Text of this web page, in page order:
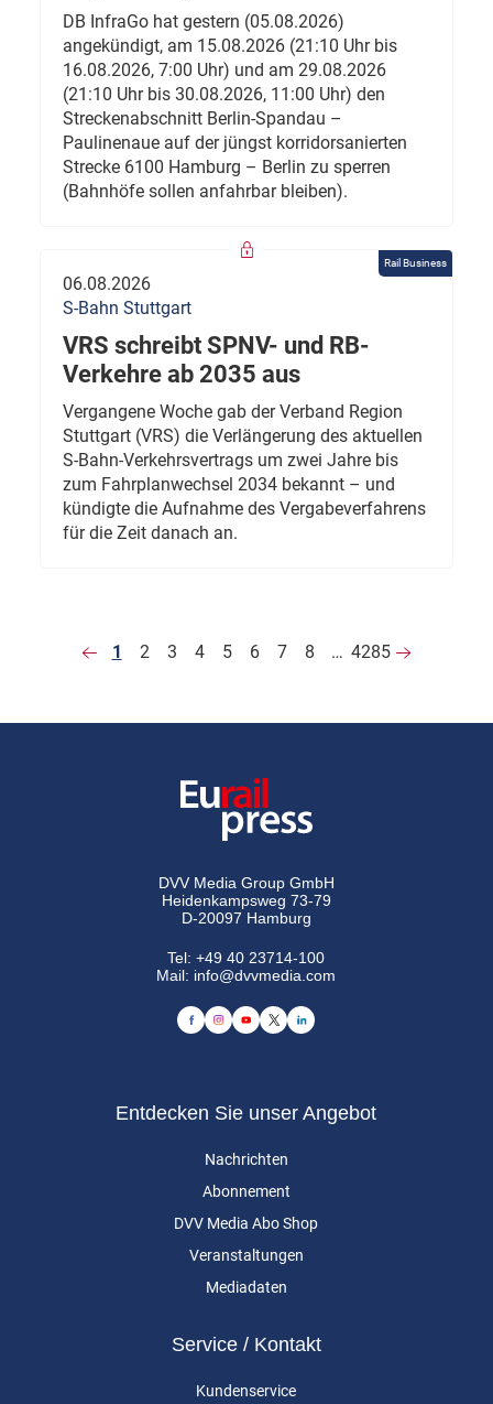
DB InfraGo hat gestern (05.08.2026)
angekündigt, am 15.08.2026 (21:10 Uhr bis
16.08.2026, 7:00 Uhr) und am 29.08.2026
(21:10 Uhr bis 30.08.2026, 11:00 Uhr) den
Streckenabschnitt Berlin-Spandau –
Paulinenaue auf der jüngst korridorsanierten
Strecke 6100 Hamburg – Berlin zu sperren
(Bahnhöfe sollen anfahrbar bleiben).
Rail Business
06.08.2026
S-Bahn Stuttgart
VRS schreibt SPNV- und RB-
Verkehre ab 2035 aus
Vergangene Woche gab der Verband Region
Stuttgart (VRS) die Verlängerung des aktuellen
S-Bahn-Verkehrsvertrags um zwei Jahre bis
zum Fahrplanwechsel 2034 bekannt – und
kündigte die Aufnahme des Vergabeverfahrens
für die Zeit danach an.
1 2 3 4 5 6 7 8 … 4285
DVV Media Group GmbH
Heidenkampsweg 73-79
D-20097 Hamburg
Tel:+49 40 23714-100
Mail: info@dvvmedia.com
Entdecken Sie unser Angebot
Nachrichten
Abonnement
DVV Media Abo Shop
Veranstaltungen
Mediadaten
Service / Kontakt
Kundenservice